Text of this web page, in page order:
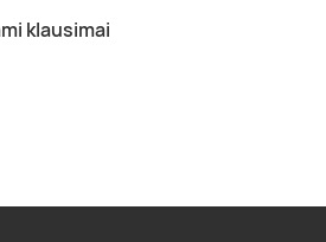
klausimai